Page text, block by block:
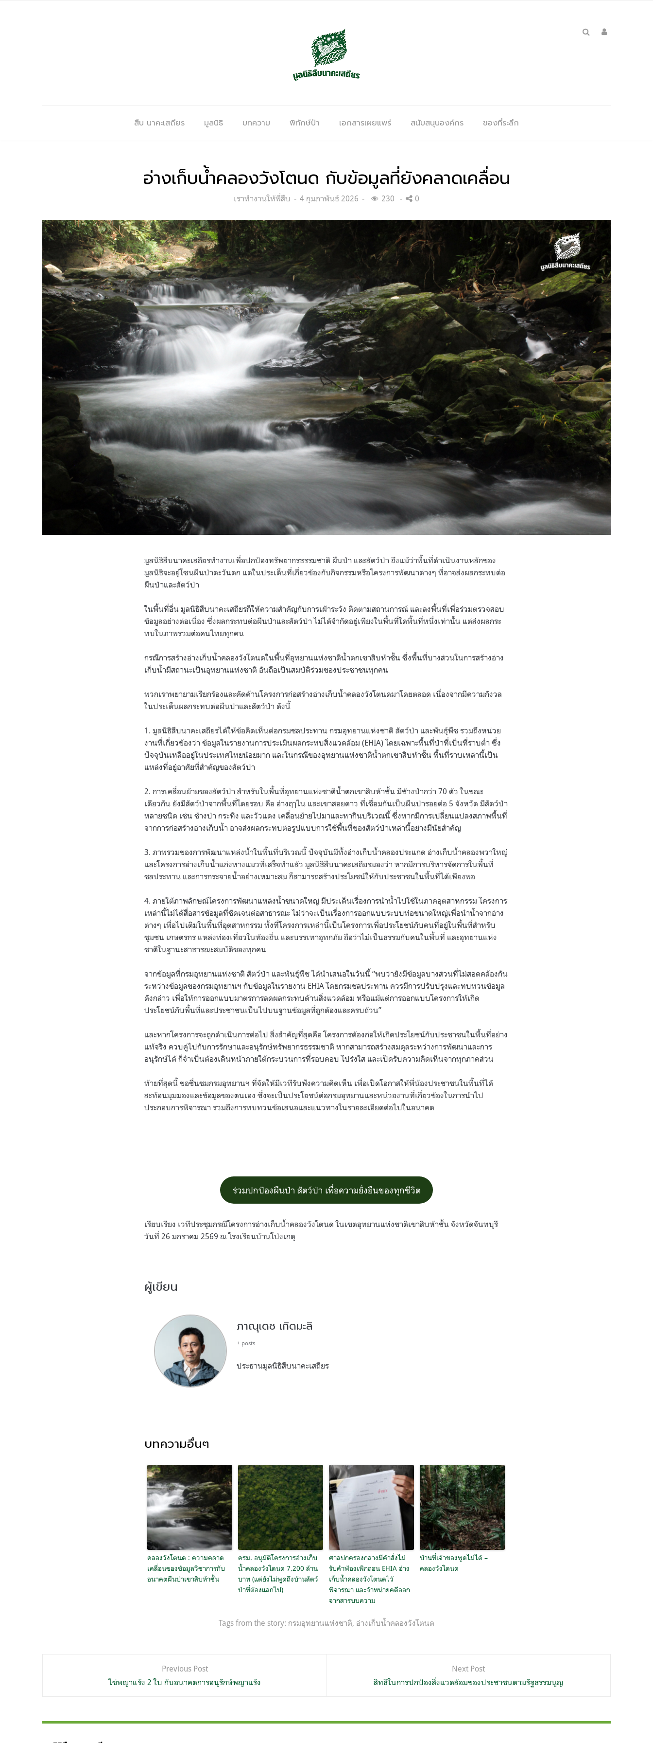
สืบ นาคะเสถียร มูลนิธิ บทความ พิทักษ์ป่า เอกสารเผยแพร่ สนับสนุนองค์กร ของที่ระลึก
อ่างเก็บน้ำคลองวังโตนด กับข้อมูลที่ยังคลาดเคลื่อน
Categories:
เราทำงานให้พี่สืบ
Posted
4 กุมภาพันธ์ 2026 230 0
มูลนิธิสืบนาคะเสถียรทำงานเพื่อปกป้องทรัพยากรธรรมชาติ ผืนป่า และสัตว์ป่า ถึงแม้ว่าพื้นที่ดำเนินงานหลักของ
มูลนิธิจะอยู่โซนผืนป่าตะวันตก แต่ในประเด็นที่เกี่ยวข้องกับกิจกรรมหรือโครงการพัฒนาต่างๆ ที่อาจส่งผลกระทบต่อ
ผืนป่าและสัตว์ป่า
ในพื้นที่อื่น มูลนิธิสืบนาคะเสถียรก็ให้ความสำคัญกับการเฝ้าระวัง ติดตามสถานการณ์ และลงพื้นที่เพื่อร่วมตรวจสอบ
ข้อมูลอย่างต่อเนื่อง ซึ่งผลกระทบต่อผืนป่าและสัตว์ป่า ไม่ได้จำกัดอยู่เพียงในพื้นที่ใดพื้นที่หนึ่งเท่านั้น แต่ส่งผลกระ
ทบในภาพรวมต่อคนไทยทุกคน
กรณีการสร้างอ่างเก็บน้ำคลองวังโตนดในพื้นที่อุทยานแห่งชาติน้ำตกเขาสิบห้าชั้น ซึ่งพื้นที่บางส่วนในการสร้างอ่าง
เก็บน้ำมีสถานะเป็นอุทยานแห่งชาติ อันถือเป็นสมบัติร่วมของประชาชนทุกคน
พวกเราพยายามเรียกร้องและคัดค้านโครงการก่อสร้างอ่างเก็บน้ำคลองวังโตนดมาโดยตลอด เนื่องจากมีความกังวล
ในประเด็นผลกระทบต่อผืนป่าและสัตว์ป่า ดังนี้
1. มูลนิธิสืบนาคะเสถียรได้ให้ข้อคิดเห็นต่อกรมชลประทาน กรมอุทยานแห่งชาติ สัตว์ป่า และพันธุ์พืช รวมถึงหน่วย
งานที่เกี่ยวข้องว่า ข้อมูลในรายงานการประเมินผลกระทบสิ่งแวดล้อม (EHIA) โดยเฉพาะพื้นที่ป่าที่เป็นที่ราบต่ำ ซึ่ง
ปัจจุบันเหลืออยู่ในประเทศไทยน้อยมาก และในกรณีของอุทยานแห่งชาติน้ำตกเขาสิบห้าชั้น พื้นที่ราบเหล่านี้เป็น
แหล่งที่อยู่อาศัยที่สำคัญของสัตว์ป่า
2. การเคลื่อนย้ายของสัตว์ป่า สำหรับในพื้นที่อุทยานแห่งชาติน้ำตกเขาสิบห้าชั้น มีช้างป่ากว่า 70 ตัว ในขณะ
เดียวกัน ยังมีสัตว์ป่าจากพื้นที่โดยรอบ คือ อ่างฤๅไน และเขาสอยดาว ที่เชื่อมกันเป็นผืนป่ารอยต่อ 5 จังหวัด มีสัตว์ป่า
หลายชนิด เช่น ช้างป่า กระทิง และวัวแดง เคลื่อนย้ายไปมาและหากินบริเวณนี้ ซึ่งหากมีการเปลี่ยนแปลงสภาพพื้นที่
จากการก่อสร้างอ่างเก็บน้ำ อาจส่งผลกระทบต่อรูปแบบการใช้พื้นที่ของสัตว์ป่าเหล่านี้อย่างมีนัยสำคัญ
3. ภาพรวมของการพัฒนาแหล่งน้ำในพื้นที่บริเวณนี้ ปัจจุบันมีทั้งอ่างเก็บน้ำคลองประแกด อ่างเก็บน้ำคลองพวาใหญ่
และโครงการอ่างเก็บน้ำแก่งหางแมวที่เสร็จทำแล้ว มูลนิธิสืบนาคะเสถียรมองว่า หากมีการบริหารจัดการในพื้นที่
ชลประทาน และการกระจายน้ำอย่างเหมาะสม ก็สามารถสร้างประโยชน์ให้กับประชาชนในพื้นที่ได้เพียงพอ
4. ภายใต้ภาพลักษณ์โครงการพัฒนาแหล่งน้ำขนาดใหญ่ มีประเด็นเรื่องการนำน้ำไปใช้ในภาคอุตสาหกรรม โครงการ
เหล่านี้ไม่ได้สื่อสารข้อมูลที่ชัดเจนต่อสาธารณะ ไม่ว่าจะเป็นเรื่องการออกแบบระบบท่อขนาดใหญ่เพื่อนำน้ำจากอ่าง
ต่างๆ เพื่อไปเติมในพื้นที่อุตสาหกรรม ทั้งที่โครงการเหล่านี้เป็นโครงการเพื่อประโยชน์กับคนที่อยู่ในพื้นที่สำหรับ
ชุมชน เกษตรกร แหล่งท่องเที่ยวในท้องถิ่น และบรรเทาอุทกภัย ถือว่าไม่เป็นธรรมกับคนในพื้นที่ และอุทยานแห่ง
ชาติในฐานะสาธารณะสมบัติของทุกคน
จากข้อมูลที่กรมอุทยานแห่งชาติ สัตว์ป่า และพันธุ์พืช ได้นำเสนอในวันนี้ “พบว่ายังมีข้อมูลบางส่วนที่ไม่สอดคล้องกัน
ระหว่างข้อมูลของกรมอุทยานฯ กับข้อมูลในรายงาน EHIA โดยกรมชลประทาน ควรมีการปรับปรุงและทบทวนข้อมูล
ดังกล่าว เพื่อให้การออกแบบมาตรการลดผลกระทบด้านสิ่งแวดล้อม หรือแม้แต่การออกแบบโครงการให้เกิด
ประโยชน์กับพื้นที่และประชาชนเป็นไปบนฐานข้อมูลที่ถูกต้องและครบถ้วน”
และหากโครงการจะถูกดำเนินการต่อไป สิ่งสำคัญที่สุดคือ โครงการต้องก่อให้เกิดประโยชน์กับประชาชนในพื้นที่อย่าง
แท้จริง ควบคู่ไปกับการรักษาและอนุรักษ์ทรัพยากรธรรมชาติ หากสามารถสร้างสมดุลระหว่างการพัฒนาและการ
อนุรักษ์ได้ ก็จำเป็นต้องเดินหน้าภายใต้กระบวนการที่รอบคอบ โปร่งใส และเปิดรับความคิดเห็นจากทุกภาคส่วน
ท้ายที่สุดนี้ ขอชื่นชมกรมอุทยานฯ ที่จัดให้มีเวทีรับฟังความคิดเห็น เพื่อเปิดโอกาสให้พี่น้องประชาชนในพื้นที่ได้
สะท้อนมุมมองและข้อมูลของตนเอง ซึ่งจะเป็นประโยชน์ต่อกรมอุทยานและหน่วยงานที่เกี่ยวข้องในการนำไป
ประกอบการพิจารณา รวมถึงการทบทวนข้อเสนอและแนวทางในรายละเอียดต่อไปในอนาคต
ร่วมปกป้องผืนป่า สัตว์ป่า เพื่อความยั่งยืนของทุกชีวิต
เรียบเรียง เวทีประชุมกรณีโครงการอ่างเก็บน้ำคลองวังโตนด ในเขตอุทยานแห่งชาติเขาสิบห้าชั้น จังหวัดจันทบุรี
วันที่ 26 มกราคม 2569 ณ โรงเรียนบ้านโป่งเกตุ
ผู้เขียน
ภาณุเดช เกิดมะลิ
+ posts
ประธานมูลนิธิสืบนาคะเสถียร
บทความอื่นๆ
คลองวังโตนด : ความคลาด
เคลื่อนของข้อมูลวิชาการกับ
อนาคตผืนป่าเขาสิบห้าชั้น
ครม. อนุมัติโครงการอ่างเก็บ
น้ำคลองวังโตนด 7,200 ล้าน
บาท (แต่ยังไม่พูดถึงบ้านสัตว์
ป่าที่ต้องแลกไป)
ศาลปกครองกลางมีคำสั่งไม่
รับคำฟ้องเพิกถอน EHIA อ่าง
เก็บน้ำคลองวังโตนดไว้
พิจารณา และจำหน่ายคดีออก
จากสารบบความ
บ้านที่เจ้าของพูดไม่ได้ –
คลองวังโตนด
Tags from the story: กรมอุทยานแห่งชาติ, อ่างเก็บน้ำคลองวังโตนด
Previous Post
ไข่พญาแร้ง 2 ใบ กับอนาคตการอนุรักษ์พญาแร้ง
Next Post
สิทธิในการปกป้องสิ่งแวดล้อมของประชาชนตามรัฐธรรมนูญ